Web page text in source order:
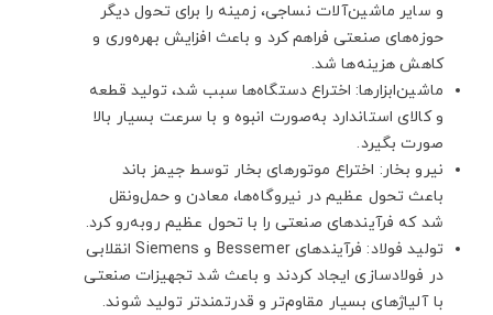
و سایر ماشین‌آلات نساجی، زمینه را برای تحول دیگر
حوزه‌های صنعتی فراهم کرد و باعث افزایش بهره‌وری و
کاهش هزینه‌ها شد.
ماشین‌ابزارها: اختراع دستگاه‌ها سبب شد، تولید قطعه
و کالای استاندارد به‌صورت انبوه و با سرعت بسیار بالا
صورت بگیرد.
نیرو بخار: اختراع موتورهای بخار توسط جیمز باند
باعث تحول عظیم در نیروگاه‌ها، معادن و حمل‌ونقل
شد که فرآیندهای صنعتی را با تحول عظیم روبه‌رو کرد.
تولید فولاد: فرآیندهای Bessemer و Siemens انقلابی
در فولادسازی ایجاد کردند و باعث شد تجهیزات صنعتی
با آلیاژهای بسیار مقاوم‌تر و قدرتمندتر تولید شوند.